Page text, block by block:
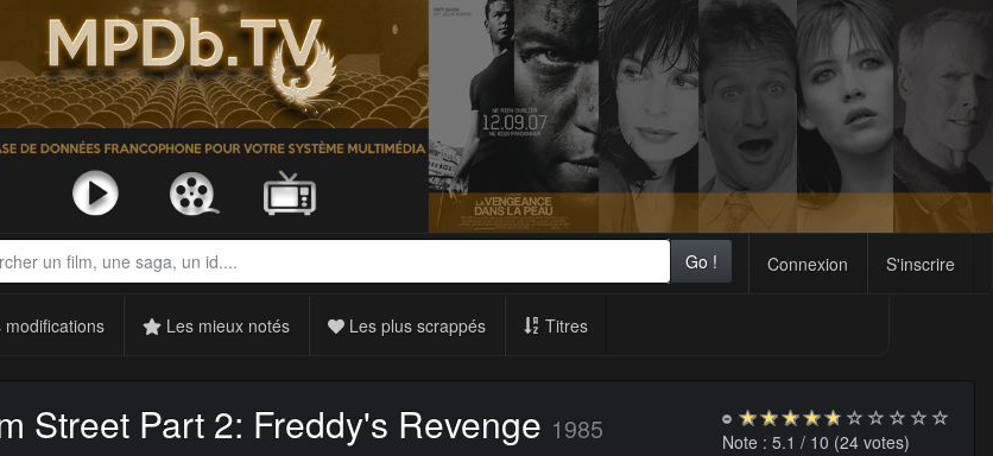
Connexion S'inscrire
Go !
modifications Les mieux notés Les plus scrappés Titres
Note : 5.1 / 10 (24 votes)
Street Part 2: Freddy's Revenge 1985